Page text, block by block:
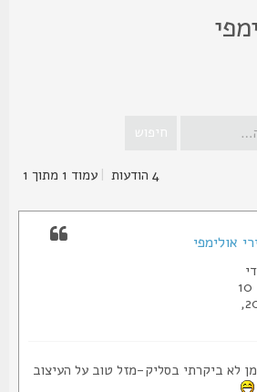
|עמוד1מתוך1
ביקרתי בסליק-מזל טוב על העיצוב